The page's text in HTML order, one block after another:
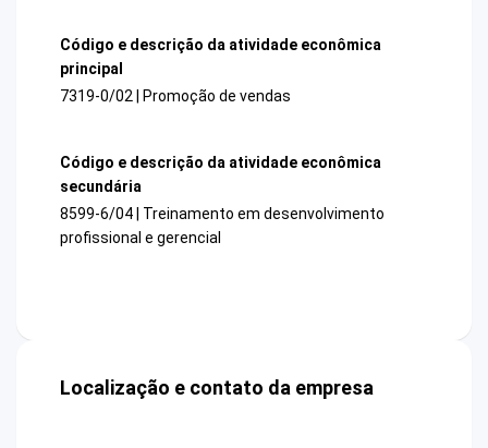
Código e descrição da atividade econômica
principal
7319-0/02 | Promoção de vendas
Código e descrição da atividade econômica
secundária
8599-6/04 | Treinamento em desenvolvimento
profissional e gerencial
Localização e contato da empresa